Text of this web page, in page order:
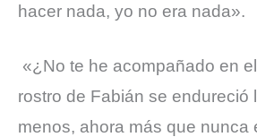
hacer nada, yo no era nada».
«¿No te he acompañado en
rostro de Fabián se endureció
menos, ahora más que nunca